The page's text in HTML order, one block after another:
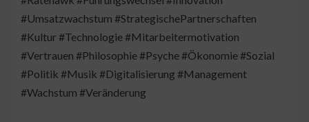
#Umsatzwachstum #StrategischePartnerschaften
#Kultur #Technologie #Mitarbeitermotivation
#Vertrauen #Philosophie #Psyche #Ökonomie #Sozial
#Politik #Musik #Digitalisierung #Management
#Wachstum #Veränderung